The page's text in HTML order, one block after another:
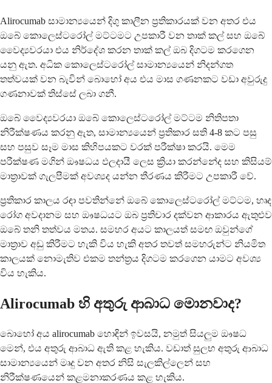
Alirocumab සාමාන්‍යයෙන් දිගු කාලීන ප්‍රතිකාරයක් වන අතර එය
ඔබේ කොලෙස්ටරෝල් මට්ටමට උපකාරී වන තාක් කල් සහ ඔබේ
වෛද්‍යවරයා එය නිර්දේශ කරන තාක් කල් ඔබ දිගටම කරගෙන
යනු ඇත. අධික කොලෙස්ටරෝල් සාමාන්‍යයෙන් නිදන්ගත
තත්වයක් වන බැවින් බොහෝ අය එය මාස ගණනකට වඩා අවුරුදු
ගණනාවක් තිස්සේ ලබා ගනී.
ඔබේ වෛද්‍යවරයා ඔබේ කොලෙස්ටරෝල් මට්ටම නිතිපතා
නිරීක්ෂණය කරනු ඇත, සාමාන්‍යයෙන් ප්‍රතිකාර සති 4-8 කට පසු
සහ පසුව සෑම මාස කිහිපයකට වරක් පරීක්ෂා කරයි. මෙම
පරීක්ෂණ මගින් ඖෂධය ඵලදායී ලෙස ක්‍රියා කරන්නේද සහ කිසියම්
මාත්‍රාවක් ගැලපීමක් අවශ්‍යද යන්න තීරණය කිරීමට උපකාරී වේ.
ප්‍රතිකාර කාලය රඳා පවතින්නේ ඔබේ කොලෙස්ටරෝල් මට්ටම, හෘද
රෝග අවදානම සහ ඖෂධයට ඔබ ප්‍රතිචාර දක්වන ආකාරය ඇතුළුව
ඔබේ තනි තත්වය මතය. සමහර අයට කාලයත් සමඟ ඔවුන්ගේ
මාත්‍රාව අඩු කිරීමට හැකි විය හැකි අතර තවත් සමහරුන්ට නියමිත
කාලයක් නොමැතිව එකම තන්ත්‍රය දිගටම කරගෙන යාමට අවශ්‍ය
විය හැකිය.
Alirocumab හි අතුරු ආබාධ මොනවාද?
බොහෝ අය alirocumab හොඳින් ඉවසයි, නමුත් සියලුම ඖෂධ
මෙන්, එය අතුරු ආබාධ ඇති කළ හැකිය. වඩාත් සුලභ අතුරු ආබාධ
සාමාන්‍යයෙන් මෘදු වන අතර නිසි සැලකිල්ලෙන් සහ
නිරීක්ෂණයෙන් කළමනාකරණය කළ හැකිය.